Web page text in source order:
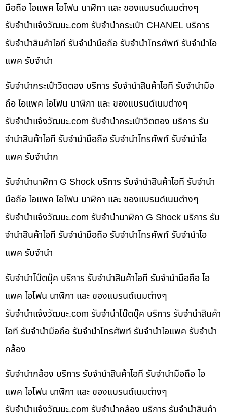
มือถือ ไอแพค ไอโฟน นาฬิกา และ ของแบรนด์เนมต่างๆ
รับจํานําแจ้งวัฒนะ.com รับจำนำกระเป๋า CHANEL บริการ
รับจำนำสินค้าไอที รับจำนำมือถือ รับจำนำโทรศัพท์ รับจำนำไอ
แพค รับจำนำ
รับจำนำกระเป๋าวิตตอง บริการ รับจำนำสินค้าไอที รับจำนำมือ
ถือ ไอแพค ไอโฟน นาฬิกา และ ของแบรนด์เนมต่างๆ
รับจํานําแจ้งวัฒนะ.com รับจำนำกระเป๋าวิตตอง บริการ รับ
จำนำสินค้าไอที รับจำนำมือถือ รับจำนำโทรศัพท์ รับจำนำไอ
แพค รับจำนำก
รับจำนำนาฬิกา G Shock บริการ รับจำนำสินค้าไอที รับจำนำ
มือถือ ไอแพค ไอโฟน นาฬิกา และ ของแบรนด์เนมต่างๆ
รับจํานําแจ้งวัฒนะ.com รับจำนำนาฬิกา G Shock บริการ รับ
จำนำสินค้าไอที รับจำนำมือถือ รับจำนำโทรศัพท์ รับจำนำไอ
แพค รับจำนำ
รับจำนำโน๊ตบุ๊ค บริการ รับจำนำสินค้าไอที รับจำนำมือถือ ไอ
แพค ไอโฟน นาฬิกา และ ของแบรนด์เนมต่างๆ
รับจํานําแจ้งวัฒนะ.com รับจำนำโน๊ตบุ๊ค บริการ รับจำนำสินค้า
ไอที รับจำนำมือถือ รับจำนำโทรศัพท์ รับจำนำไอแพค รับจำนำ
กล้อง
รับจำนำกล้อง บริการ รับจำนำสินค้าไอที รับจำนำมือถือ ไอ
แพค ไอโฟน นาฬิกา และ ของแบรนด์เนมต่างๆ
รับจํานําแจ้งวัฒนะ.com รับจำนำกล้อง บริการ รับจำนำสินค้า